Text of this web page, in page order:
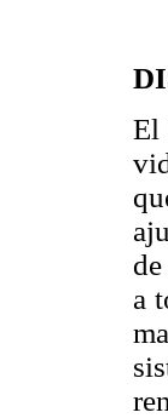
El
a